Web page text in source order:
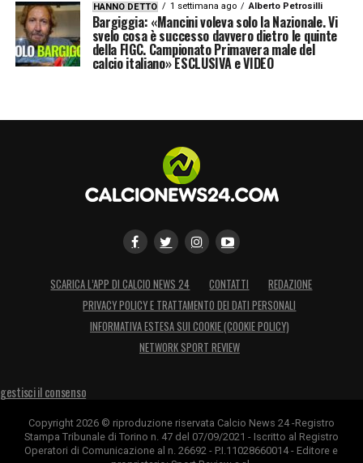
HANNO DETTO 1 settimana ago Alberto Petrosilli
Bargiggia: «Mancini voleva solo la Nazionale. Vi
svelo cosa è successo davvero dietro le quinte
della FIGC. Campionato Primavera male del
calcio italiano» ESCLUSIVA e VIDEO
SCARICA L’APP DI CALCIO NEWS 24 CONTATTI
REDAZIONE
PRIVACY POLICY E TRATTAMENTO DEI DATI PERSONALI
INFORMATIVA ESTESA SUI COOKIE (COOKIE POLICY)
NETWORK SPORT REVIEW
gestisci il consenso
Copyright 2026 © riproduzione riservata Calcio News 24 -Registro
Stampa Tribunale di Torino n. 47 del 07/09/2021 - Iscritto al Registro
Operatori di Comunicazione al n. 26692 - P.I.11028660014 - Editore e